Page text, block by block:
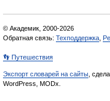
© Академик, 2000-2026
Обратная связь: Техподдержка
👣 Путешествия
Экспорт словарей на сайты ,
WordPress, MODx.